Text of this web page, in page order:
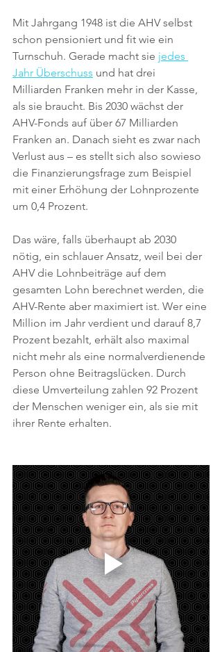
Mit Jahrgang 1948 ist die AHV selbst
schon pensioniert und fit wie ein
Turnschuh. Gerade macht sie jedes
Jahr Überschuss und hat drei
Milliarden Franken mehr in der Kasse,
als sie braucht. Bis 2030 wächst der
AHV-Fonds auf über 67 Milliarden
Franken an. Danach sieht es zwar nach
Verlust aus – es stellt sich also sowieso
die Finanzierungsfrage zum Beispiel
mit einer Erhöhung der Lohnprozente
um 0,4 Prozent.
Das wäre, falls überhaupt ab 2030
nötig, ein schlauer Ansatz, weil bei der
AHV die Lohnbeiträge auf dem
gesamten Lohn berechnet werden, die
AHV-Rente aber maximiert ist. Wer eine
Million im Jahr verdient und darauf 8,7
Prozent bezahlt, erhält also maximal
nicht mehr als eine normalverdienende
Person ohne Beitragslücken. Durch
diese Umverteilung zahlen 92 Prozent
der Menschen weniger ein, als sie mit
ihrer Rente erhalten.